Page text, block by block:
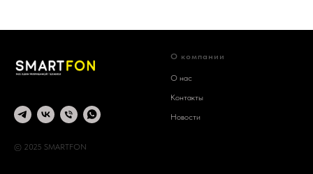
© 2025 SMARTFON
О компании
О нас
Контакты
Новости